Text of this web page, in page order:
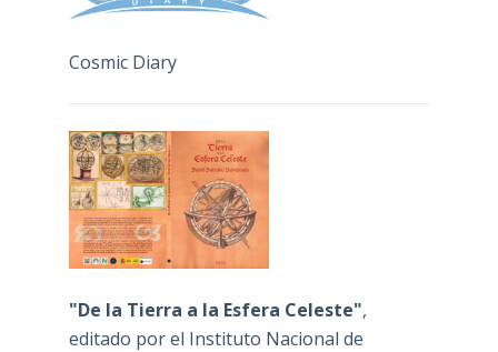
Cosmic Diary
"De la Tierra a la Esfera Celeste",
editado por el Instituto Nacional de